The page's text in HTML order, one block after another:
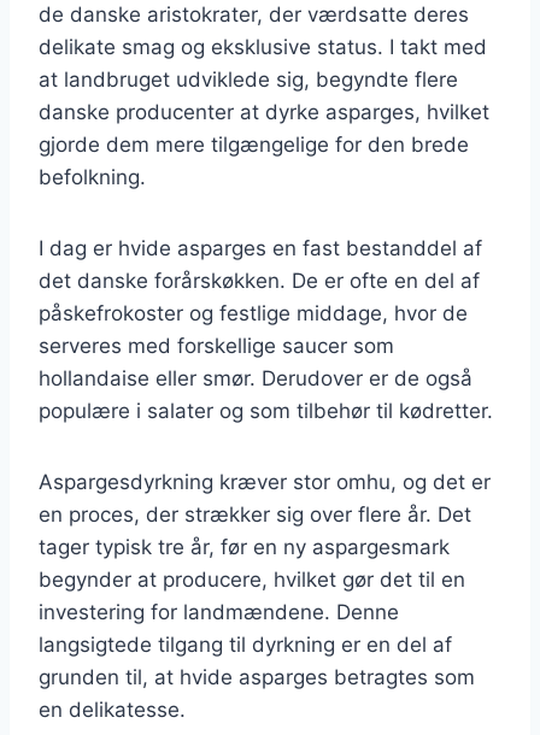
de danske aristokrater, der værdsatte deres
delikate smag og eksklusive status. I takt med
at landbruget udviklede sig, begyndte flere
danske producenter at dyrke asparges, hvilket
gjorde dem mere tilgængelige for den brede
befolkning.
I dag er hvide asparges en fast bestanddel af
det danske forårskøkken. De er ofte en del af
påskefrokoster og festlige middage, hvor de
serveres med forskellige saucer som
hollandaise eller smør. Derudover er de også
populære i salater og som tilbehør til kødretter.
Aspargesdyrkning kræver stor omhu, og det er
en proces, der strækker sig over flere år. Det
tager typisk tre år, før en ny aspargesmark
begynder at producere, hvilket gør det til en
investering for landmændene. Denne
langsigtede tilgang til dyrkning er en del af
grunden til, at hvide asparges betragtes som
en delikatesse.